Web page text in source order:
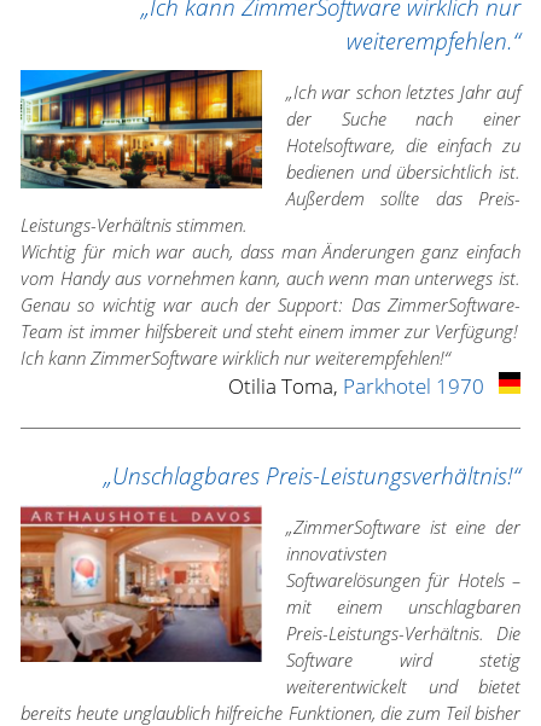
„Ich kann ZimmerSoftware wirklich nur
weiterempfehlen.“
„Ich war schon letztes Jahr auf
der Suche nach einer
Hotelsoftware, die einfach zu
bedienen und übersichtlich ist.
Außerdem sollte das Preis-
Leistungs-Verhältnis stimmen.
Wichtig für mich war auch, dass man Änderungen ganz einfach
vom Handy aus vornehmen kann, auch wenn man unterwegs ist.
Genau so wichtig war auch der Support: Das ZimmerSoftware-
Team ist immer hilfsbereit und steht einem immer zur Verfügung!
Ich kann ZimmerSoftware wirklich nur weiterempfehlen!“
Otilia Toma, Parkhotel 1970
„Unschlagbares Preis-Leistungsverhältnis!“
„ZimmerSoftware ist eine der
innovativsten
Softwarelösungen für Hotels –
mit einem unschlagbaren
Preis-Leistungs-Verhältnis. Die
Software wird stetig
weiterentwickelt und bietet
bereits heute unglaublich hilfreiche Funktionen, die zum Teil bisher